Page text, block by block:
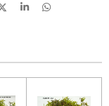
T
n
T
n
T
n